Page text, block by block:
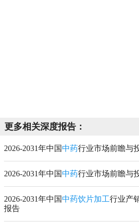
更多相关深度报告：
2026-2031年中国中药行业市场前瞻与
2026-2031年中国中药行业市场前瞻与
2026-2031年中国中药饮片加工行业产
报告